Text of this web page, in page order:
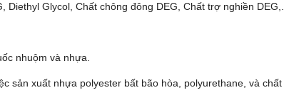
Diethyl Glycol, Chất chông đông DEG, Chất trợ nghiền
nhuộm và nhựa.
sản xuất nhựa polyester bất bão hòa, polyurethane, và chất